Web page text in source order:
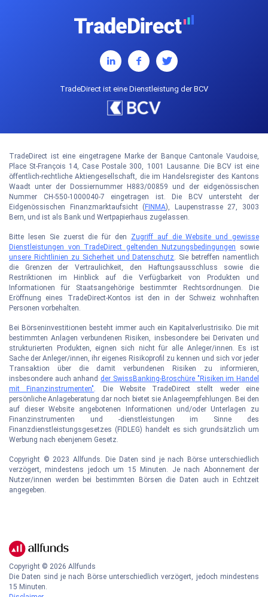
TradeDirect ist eine Dienstleistung der BCV
TradeDirect ist eine eingetragene Marke der Banque Cantonale Vaudoise,
Place St-François 14, Case Postale 300, 1001 Lausanne. Die BCV ist eine
öffentlich-rechtliche Aktiengesellschaft, die im Handelsregister des Kantons
Waadt unter der Dossiernummer H883/00859 und der eidgenössischen
Nummer CH-550-1000040-7 eingetragen ist. Die BCV untersteht der
Eidgenössischen Finanzmarktaufsicht (FINMA), Laupenstrasse 27, 3003
Bern, und ist als Bank und Wertpapierhaus zugelassen.
Bitte lesen Sie zuerst die für den Zugriff auf die Website und gewisse
Dienstleistungen von TradeDirect geltenden Nutzungsbedingungen
sowie
unsere Richtlinien zu Sicherheit und Datenschutz. Sie betreffen namentlich
die Grenzen der Vertraulichkeit, den Haftungsausschluss sowie die
Restriktionen im Hinblick auf die Verfügbarkeit von Produkten und
Informationen für Staatsangehörige bestimmter Rechtsordnungen. Die
Eröffnung eines TradeDirect-Kontos ist den in der Schweiz wohnhaften
Personen vorbehalten.
Bei Börseninvestitionen besteht immer auch ein Kapitalverlustrisiko. Die mit
bestimmten Anlagen verbundenen Risiken, insbesondere bei Derivaten und
strukturierten Produkten, eignen sich nicht für alle Anleger/innen. Es ist
Sache der Anleger/innen, ihr eigenes Risikoprofil zu kennen und sich vor jeder
Transaktion über die damit verbundenen Risiken zu informieren,
insbesondere auch anhand der SwissBanking-Broschüre "Risiken im Handel
mit Finanzinstrumenten". Die Website TradeDirect stellt weder eine
persönliche Anlageberatung dar noch bietet sie Anlageempfehlungen. Bei den
auf dieser Website angebotenen Informationen und/oder Unterlagen zu
Finanzinstrumenten und -dienstleistungen im Sinne des
Finanzdienstleistungsgesetzes (FIDLEG) handelt es sich grundsätzlich um
Werbung nach ebenjenem Gesetz.
Copyright © 2023 Allfunds. Die Daten sind je nach Börse unterschiedlich
verzögert, mindestens jedoch um 15 Minuten. Je nach Abonnement der
Nutzer/innen werden bei bestimmten Börsen die Daten auch in Echtzeit
angegeben.
Copyright © 2026 Allfunds
Die Daten sind je nach Börse unterschiedlich verzögert, jedoch mindestens
15 Minuten.